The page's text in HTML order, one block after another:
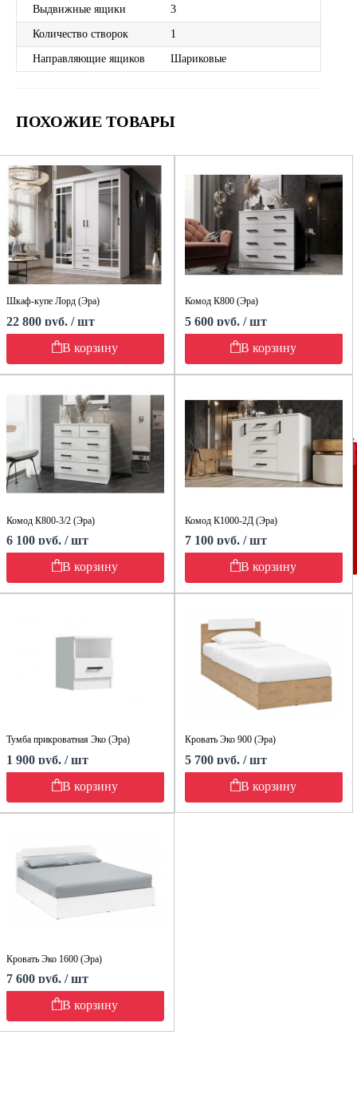
Выдвижные ящики 3
Количество створок 1
Направляющие ящиков Шариковые
ПОХОЖИЕ ТОВАРЫ
Шкаф-купе Лорд (Эра)
22 800 руб. / шт
В корзину
Комод К800 (Эра)
5 600 руб. / шт
В корзину
Комод К800-3/2 (Эра)
6 100 руб. / шт
В корзину
Комод К1000-2Д (Эра)
7 100 руб. / шт
В корзину
Тумба прикроватная Эко (Эра)
1 900 руб. / шт
В корзину
Кровать Эко 900 (Эра)
5 700 руб. / шт
В корзину
Кровать Эко 1600 (Эра)
7 600 руб. / шт
В корзину